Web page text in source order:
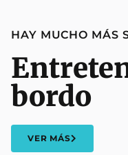
HAY MUCHO MÁS
bordo
VER MÁS